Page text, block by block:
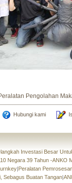
Pengolahan
Hubungi kami
Investasi Besar
Negara 39 Tahun -ANKO
Peralatan
Sebagus Buatan Tangan |